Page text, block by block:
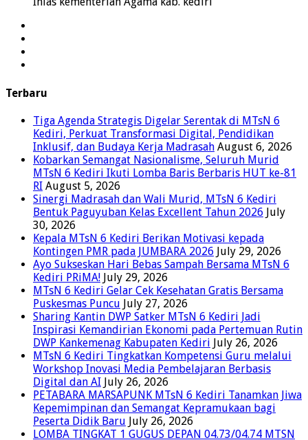
Terbaru
Tiga Agenda Strategis Digelar Serentak di MTsN 6
Kediri, Perkuat Transformasi Digital, Pendidikan
Inklusif, dan Budaya Kerja Madrasah August 6, 2026
Kobarkan Semangat Nasionalisme, Seluruh Murid
MTsN 6 Kediri Ikuti Lomba Baris Berbaris HUT ke-81
RI August 5, 2026
Sinergi Madrasah dan Wali Murid, MTsN 6 Kediri
Bentuk Paguyuban Kelas Excellent Tahun 2026 July
30, 2026
Kepala MTsN 6 Kediri Berikan Motivasi kepada
Kontingen PMR pada JUMBARA 2026 July 29, 2026
Ayo Sukseskan Hari Bebas Sampah Bersama MTsN 6
Kediri PRiMA! July 29, 2026
MTsN 6 Kediri Gelar Cek Kesehatan Gratis Bersama
Puskesmas Puncu July 27, 2026
Sharing Kantin DWP Satker MTsN 6 Kediri Jadi
Inspirasi Kemandirian Ekonomi pada Pertemuan Rutin
DWP Kankemenag Kabupaten Kediri July 26, 2026
MTsN 6 Kediri Tingkatkan Kompetensi Guru melalui
Workshop Inovasi Media Pembelajaran Berbasis
Digital dan AI July 26, 2026
PETABARA MARSAPUNK MTsN 6 Kediri Tanamkan Jiwa
Kepemimpinan dan Semangat Kepramukaan bagi
Peserta Didik Baru July 26, 2026
LOMBA TINGKAT 1 GUGUS DEPAN 04.73/04.74 MTSN